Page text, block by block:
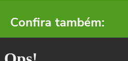
Confira também: